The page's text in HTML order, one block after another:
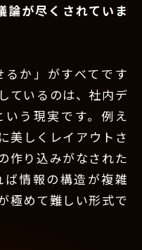
論が尽くされていま
るか」がすべてです
ているのは、社内デ
う現実です。例え
美しくレイアウトさ
作り込みがなされた
情報の構造が複雑
極めて難しい形式で